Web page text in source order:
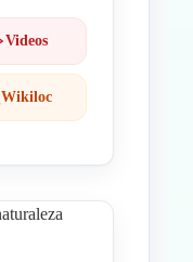
Videos
Wikiloc